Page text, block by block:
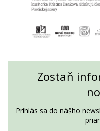
Zostaň
Prihlás sa do nášho